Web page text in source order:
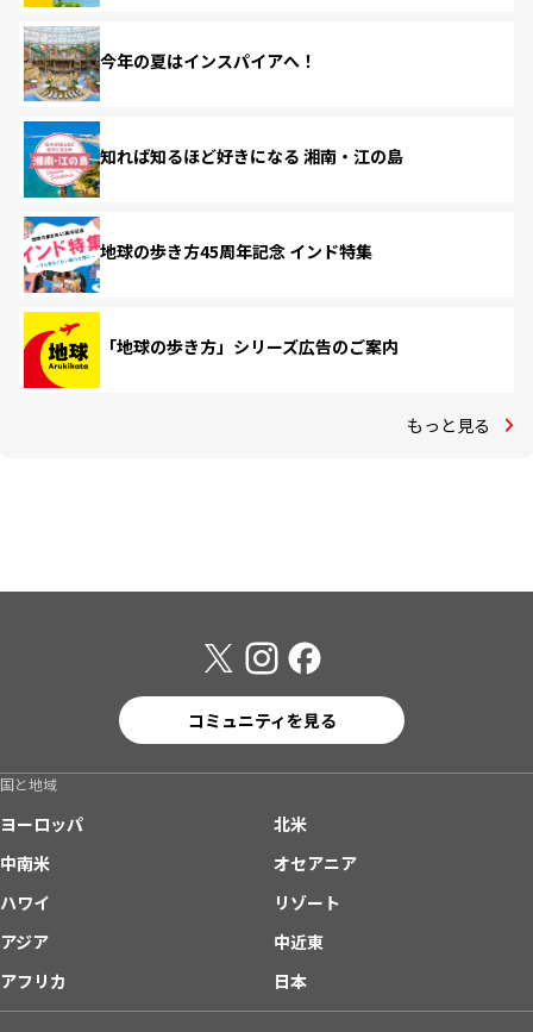
今年の夏はインスパイアへ！
知れば知るほど好きになる 湘南・江の島
地球の歩き方45周年記念 インド特集
「地球の歩き方」シリーズ広告のご案内
もっと見る
コミュニティを見る
国と地域
ヨーロッパ
北米
中南米
オセアニア
ハワイ
リゾート
アジア
中近東
アフリカ
日本